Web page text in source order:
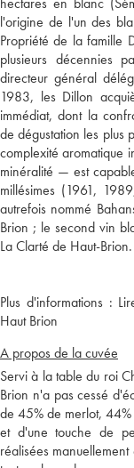
l'origine de l'un des
Propriété de la famille
plusieurs décennies
directeur général
1983, les Dillon
immédiat, dont la
de dégustation les plus
complexité aromatique
minéralité — est
millésimes (1961,
autrefois nommé
Brion ; le second vin
Plus d'informations :
Haut Brion
A propos de la cuvée
Servi à la table du roi
Brion n'a pas cessé
de 45% de merlot,
et d'une touche de
réalisées